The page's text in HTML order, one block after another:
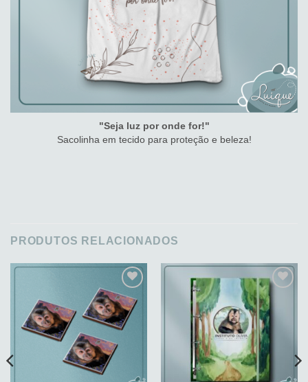
"Seja luz por onde for!"
Sacolinha em tecido para proteção e beleza!
PRODUTOS RELACIONADOS
Adicionar
aos
meus
desejos
Adicionar
aos
meus
desejos